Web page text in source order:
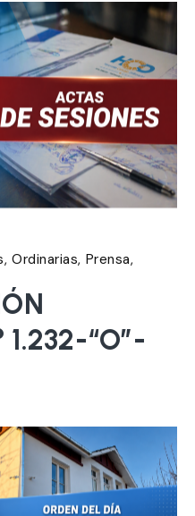
Ordinarias Prensa
1.232-“O”-